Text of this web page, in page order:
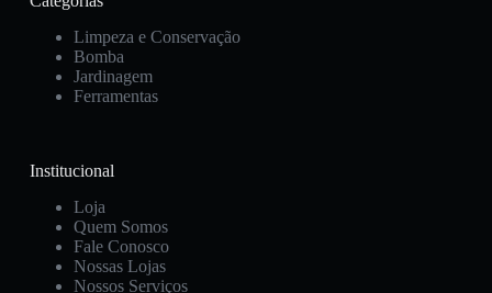
Limpeza e Conservação
Bomba
Jardinagem
Ferramentas
Institucional
Loja
Quem Somos
Fale Conosco
Nossas Lojas
Nossos Serviços